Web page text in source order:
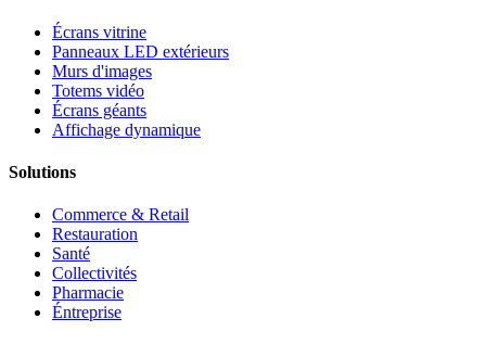
Écrans vitrine
Panneaux LED extérieurs
Murs d'images
Totems vidéo
Écrans géants
Affichage dynamique
Solutions
Commerce & Retail
Restauration
Santé
Collectivités
Pharmacie
Éntreprise